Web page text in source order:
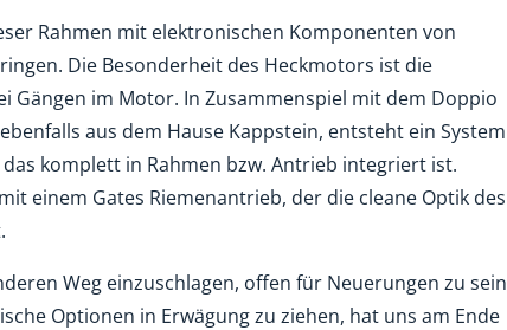
Rahmen mit elektronischen Komponenten von
Die Besonderheit des Heckmotors ist die
Gängen im Motor. In Zusammenspiel mit dem Doppio
aus dem Hause Kappstein, entsteht ein System
das komplett in Rahmen bzw. Antrieb integriert ist.
einem Gates Riemenantrieb, der die cleane Optik des
Weg einzuschlagen, offen für Neuerungen zu sein
Optionen in Erwägung zu ziehen, hat uns am Ende